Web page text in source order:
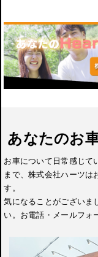
あなたのお
お車について日常感じて
まで、株式会社ハーツは
す。
気になることがございま
い。お電話・メールフォ